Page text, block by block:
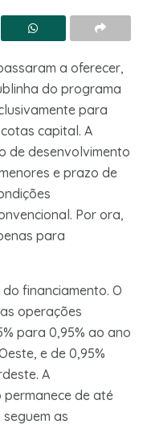
a oferecer,
do programa
para
capital. A
de desenvolvimento
e prazo de
Por ora,
para
financiamento. O
operações
para 0,95% ao ano
e de 0,95%
A
de até
as